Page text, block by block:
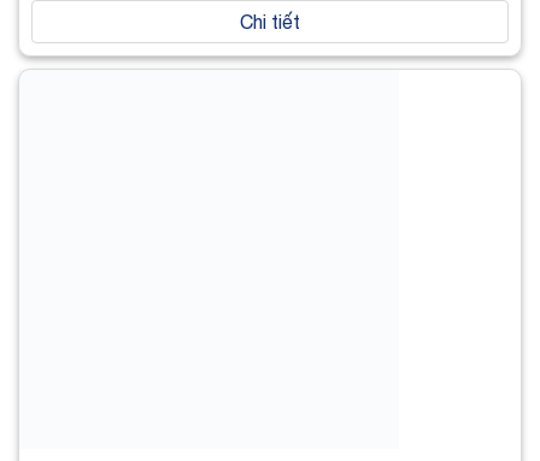
Chi tiết